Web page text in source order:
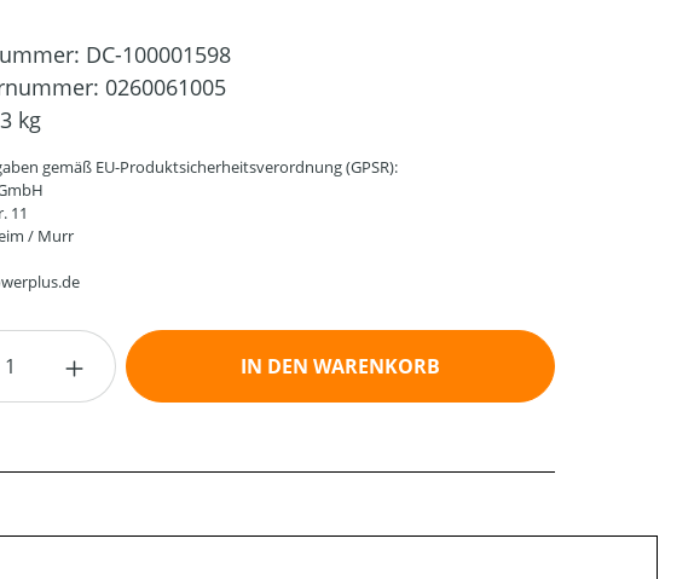
DC-100001598
0260061005
3 kg
gemäß EU-Produktsicherheitsverordnung (GPSR):
11
/ Murr
Anzahl: Gib den gewünschten Wert ein oder
IN DEN WARENKORB